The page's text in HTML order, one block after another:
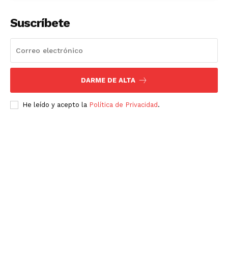
Empresa
Políticas del Sitio
Suscríbete
DARME DE ALTA
He leído y acepto la Política de Privacidad .